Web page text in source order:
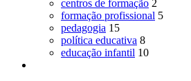
centros de formação 2
formação profissional 5
pedagogia 15
política educativa 8
educação infantil 10